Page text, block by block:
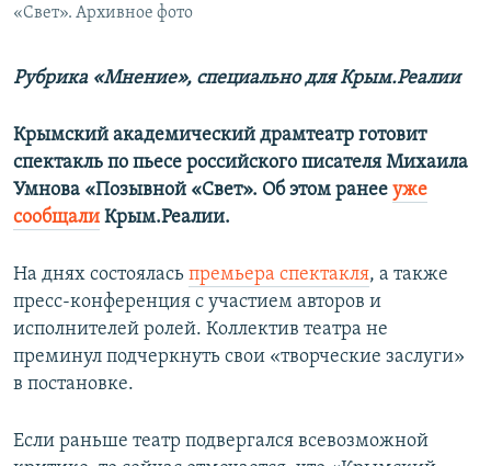
Все сайты RFE/RL
«Свет». Архивное фото
Рубрика «Мнение», специально для Крым.Реалии
Крымский академический драмтеатр готовит
спектакль по пьесе российского писателя Михаила
Умнова «Позывной «Свет». Об этом ранее уже
сообщали Крым.Реалии.
На днях состоялась премьера спектакля, а также
пресс-конференция с участием авторов и
исполнителей ролей. Коллектив театра не
преминул подчеркнуть свои «творческие заслуги»
в постановке.
Если раньше театр подвергался всевозможной